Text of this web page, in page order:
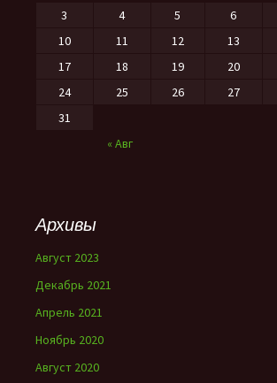
« Авг
3
4 5 6
10
11 12 13
17
18 19 20
24
25 26 27
31
Архивы
Август 2023
Декабрь 2021
Апрель 2021
Ноябрь 2020
Август 2020